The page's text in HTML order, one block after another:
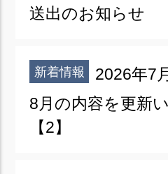
送出のお知らせ
新着情報
2026年7
8月の内容を更新
【2】